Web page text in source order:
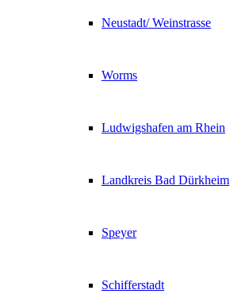
Neustadt/ Weinstrasse
Worms
Ludwigshafen am Rhein
Landkreis Bad Dürkheim
Speyer
Schifferstadt